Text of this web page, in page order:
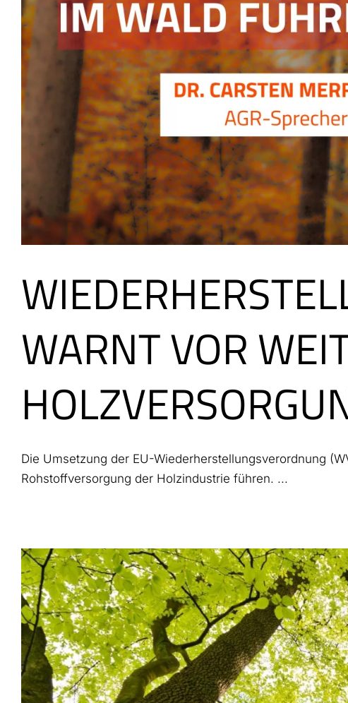
WARNT VOR
Die Umsetzung der EU-Wiederherstellungsverordnung
Rohstoffversorgung der Holzindustrie führen. ...